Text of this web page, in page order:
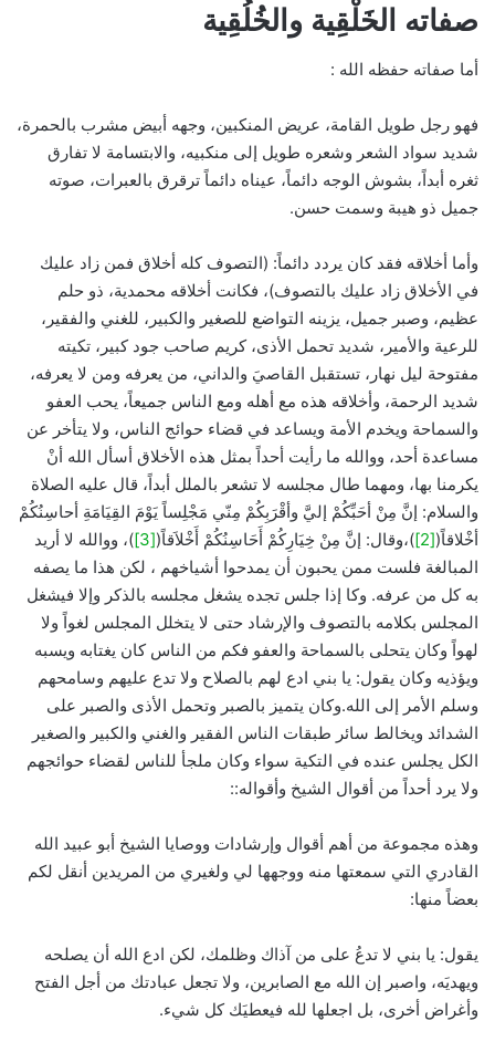
صفاته الخَلْقِية والخُلُقِية
أما صفاته حفظه الله :
فهو رجل طويل القامة، عريض المنكبين، وجهه أبيض مشرب بالحمرة،
شديد سواد الشعر وشعره طويل إلى منكبيه، والابتسامة لا تفارق
ثغره أبداً، بشوش الوجه دائماً، عيناه دائماً ترقرق بالعبرات، صوته
جميل ذو هيبة وسمت حسن.
وأما أخلاقه فقد كان يردد دائماً: (التصوف كله أخلاق فمن زاد عليك
في الأخلاق زاد عليك بالتصوف)، فكانت أخلاقه محمدية، ذو حلم
عظيم، وصبر جميل، يزينه التواضع للصغير والكبير، للغني والفقير،
للرعية والأمير، شديد تحمل الأذى، كريم صاحب جود كبير، تكيته
مفتوحة ليل نهار، تستقبل القاصيَ والداني، من يعرفه ومن لا يعرفه،
شديد الرحمة، وأخلاقه هذه مع أهله ومع الناس جميعاً، يحب العفو
والسماحة ويخدم الأمة ويساعد في قضاء حوائج الناس، ولا يتأخر عن
مساعدة أحد، ووالله ما رأيت أحداً بمثل هذه الأخلاق أسأل الله أنْ
يكرمنا بها، ومهما طال مجلسه لا تشعر بالملل أبداً، قال عليه الصلاة
والسلام: إنَّ مِنْ أحَبِّكُمْ إليَّ وأقْرَبِكُمْ مِنّي مَجْلِساً يَوْمَ القِيَامَةِ أحاسِنُكُمْ
أخْلاقاً([2] )،وقال: إنَّ مِنْ خِيَارِكُمْ أَحَاسِنُكُمْ أَخْلاَقاً([3]
)، ووالله لا أريد
المبالغة فلست ممن يحبون أن يمدحوا أشياخهم ، لكن هذا ما يصفه
به كل من عرفه. وكا إذا جلس تجده يشغل مجلسه بالذكر وإلا فيشغل
المجلس بكلامه بالتصوف والإرشاد حتى لا يتخلل المجلس لغواً ولا
لهواً وكان يتحلى بالسماحة والعفو فكم من الناس كان يغتابه ويسبه
ويؤذيه وكان يقول: يا بني ادع لهم بالصلاح ولا تدع عليهم وسامحهم
وسلم الأمر إلى الله.وكان يتميز بالصبر وتحمل الأذى والصبر على
الشدائد ويخالط سائر طبقات الناس الفقير والغني والكبير والصغير
الكل يجلس عنده في التكية سواء وكان ملجأ للناس لقضاء حوائجهم
ولا يرد أحداً من أقوال الشيخ وأقواله::
وهذه مجموعة من أهم أقوال وإرشادات ووصايا الشيخ أبو عبيد الله
القادري التي سمعتها منه ووجهها لي ولغيري من المريدين أنقل لكم
بعضاً منها:
يقول: يا بني لا تدعُ على من آذاك وظلمك، لكن ادع الله أن يصلحه
ويهديَه، واصبر إن الله مع الصابرين، ولا تجعل عبادتك من أجل الفتح
وأغراض أخرى، بل اجعلها لله فيعطيَك كل شيء.